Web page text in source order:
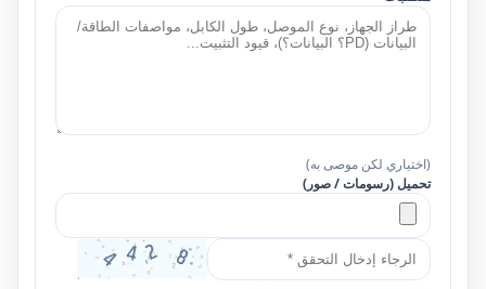
(اختياري لكن موصى به)
تحميل (رسومات / صور)